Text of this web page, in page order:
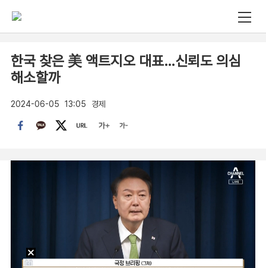
한국 찾은 美 액트지오 대표…신뢰도 의심
해소할까
2024-06-05 13:05 경제